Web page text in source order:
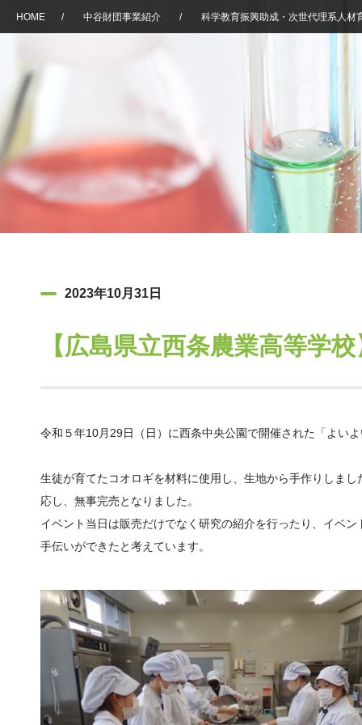
HOME / 中谷財団事業紹介 / 科学教育振興助成・次世代理系人材
2023年10月31日
【広島県立西条農業高等学
令和５年10月29日（日）に西条中央公園で開催された「よい
生徒が育てたコオロギを材料に使用し、生地から手作りしま
応し、無事完売となりました。
イベント当日は販売だけでなく研究の紹介を行ったり、イベ
手伝いができたと考えています。